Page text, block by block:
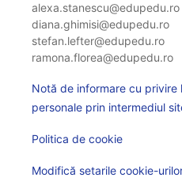
alexa.stanescu@edupedu.ro
diana.ghimisi@edupedu.ro
stefan.lefter@edupedu.ro
ramona.florea@edupedu.ro
Notă de informare cu
personale prin intermediul
Politica de cookie
Modifică setarile cookie-